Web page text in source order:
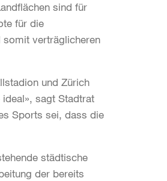
sind für
für die
somit verträglicheren
und Zürich
sagt Stadtrat
Sports sei, dass die
städtische
der bereits